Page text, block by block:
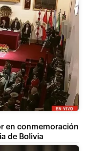
en conmemoración
de Bolivia